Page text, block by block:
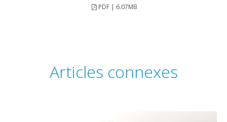
PDF | 6.07MB
Articles connexes